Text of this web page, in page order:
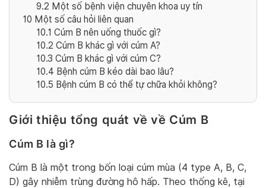
9.2 Một số bệnh viện chuyên khoa uy tín
10 Một số câu hỏi liên quan
10.1 Cúm B nên uống thuốc gì?
10.2 Cúm B khác gì với cúm A?
10.3 Cúm B khác gì với cúm C?
10.4 Bệnh cúm B kéo dài bao lâu?
10.5 Bệnh cúm B có thể tự chữa khỏi không?
Giới thiệu tổng quát về về Cúm B
Cúm B là gì?
Cúm B là một trong bốn loại cúm mùa (4 type A, B, C,
D) gây nhiễm trùng đường hô hấp. Theo thống kê, tại